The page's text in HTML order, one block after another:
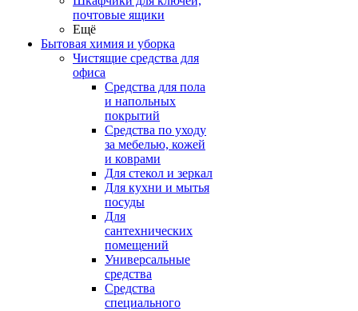
почтовые ящики
Ещё
Бытовая химия и уборка
Чистящие средства для
офиса
Средства для пола
и напольных
покрытий
Средства по уходу
за мебелью, кожей
и коврами
Для стекол и зеркал
Для кухни и мытья
посуды
Для
сантехнических
помещений
Универсальные
средства
Средства
специального